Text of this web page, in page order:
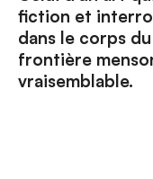
fiction et
dans le corps
frontière
vraisemblable.